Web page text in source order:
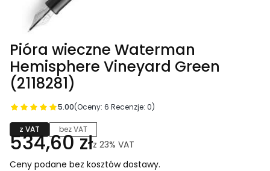
Pióra wieczne Waterman
Hemisphere Vineyard Green
(2118281)
5.00(Oceny: 6 Recenzje: 0)
z VAT bez VAT
534,60 złz 23% VAT
Ceny podane bez kosztów dostawy.